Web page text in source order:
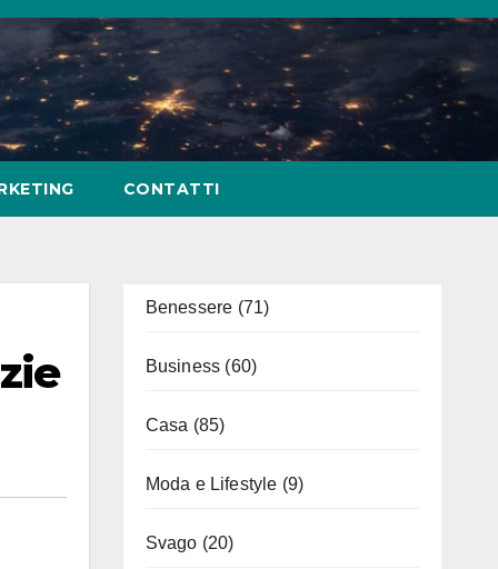
CONTATTI
Benessere (71)
Business (60)
Casa (85)
Moda e Lifestyle (9)
Svago (20)